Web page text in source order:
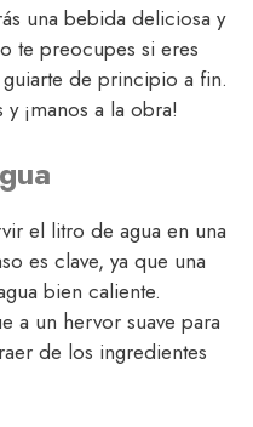
una bebida deliciosa y
te preocupes si eres
de principio a fin.
¡manos a la obra!
el litro de agua en una
es clave, ya que una
bien caliente.
a un hervor suave para
de los ingredientes